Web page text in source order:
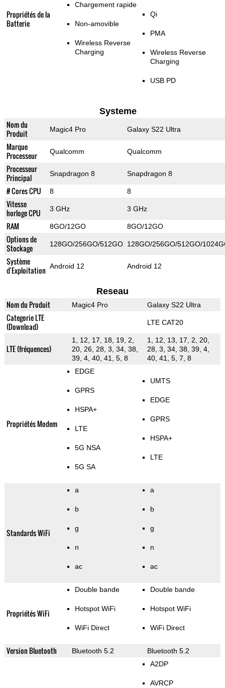
Propriétés de la
Batterie
Chargement rapide
Non-amovible
Wireless Reverse
Charging
Qi
PMA
Wireless Reverse
Charging
USB PD
Systeme
Nom du
Produit
Magic4 Pro Galaxy S22 Ultra
Marque
Processeur
Qualcomm Qualcomm
Processeur
Principal
Snapdragon 8 Snapdragon 8
# Cores CPU 8 8
Vitesse
horloge CPU
3 GHz 3 GHz
RAM 8GO/12GO 8GO/12GO
Options de
Stockage
128GO/256GO/512GO 128GO/256GO/512GO/
Système
d'Exploitation Android 12 Android 12
Reseau
Nom du Produit Magic4 Pro Galaxy S22 Ultra
Categorie LTE
(Download)
LTE CAT20
LTE (fréquences)
1, 12, 17, 18, 19, 2,
20, 26, 28, 3, 34, 38,
39, 4, 40, 41, 5, 8
1, 12, 13, 17, 2, 20,
28, 3, 34, 38, 39, 4,
40, 41, 5, 7, 8
Propriétés Modem
EDGE
GPRS
HSPA+
LTE
5G NSA
5G SA
UMTS
EDGE
GPRS
HSPA+
LTE
Standards WiFi
a
b
g
n
ac
a
b
g
n
ac
Propriétés WiFi
Double bande
Hotspot WiFi
WiFi Direct
Double bande
Hotspot WiFi
WiFi Direct
Version Bluetooth Bluetooth 5.2 Bluetooth 5.2
A2DP
AVRCP